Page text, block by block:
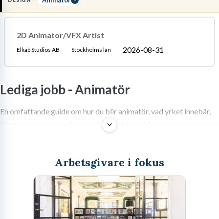
digital animationeller interaktionsdesign.
Löneguide Arbetsuppgifter
2D Animator/VFX Artist
Elkab Studios AB Stockholms län 2026-08-31
Lediga jobb -Animatör
En omfattande guide om hur du blir animatör, vad yrket innebär,
lönebilden och tips på hur du landar drömjobbet i spel- och
Att välja en bana somanimatörär att välja ett yrke där teknisk
precision möter gränslös kreativitet. Det är en roll som har
genomgått en total metamorfos de senaste decennierna. Från
Arbetsgivare i fokus